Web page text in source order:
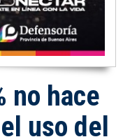
no hace
uso del